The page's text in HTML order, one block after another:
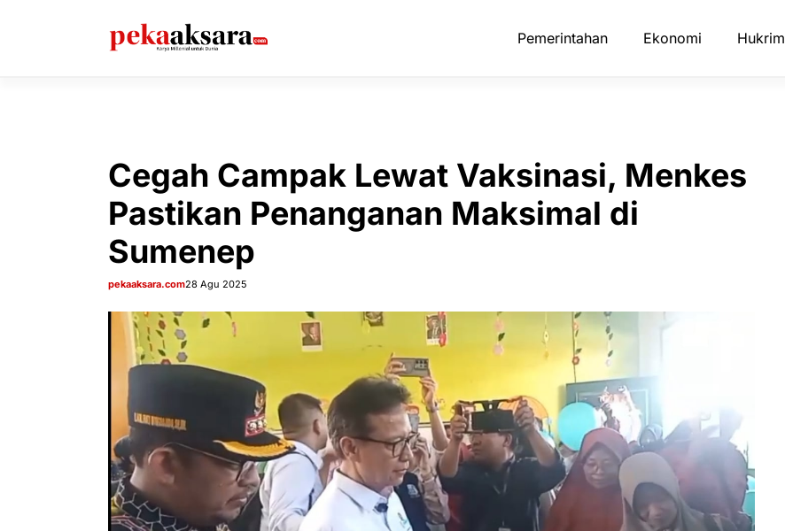
Pemerintahan Ekonomi Hukrim
Cegah Campak Lewat Vaksinasi, Menkes
Pastikan Penanganan Maksimal di
Sumenep
pekaaksara.com28 Agu 2025